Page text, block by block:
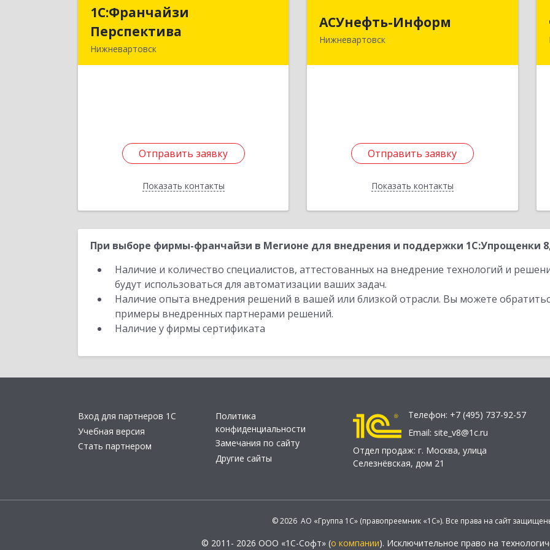
1С:Франчайзи
Перспектива
Нижневартовск
Отправить заявку
Показать контакты
1С:Франчайзи
Отправить заявку
Назад
АСУнефть-Информ
Нижневартовск
Отправить заявку
Показать контакты
АСУнефть-Информ
628600, Ханты-Мансийский
Отправить заявку
Назад
При выборе фирмы-франчайзи в Мегионе для внедрения и поддержки 1С:Упрощенки
Наличие и количество специалистов, аттестованных на внедрение технологий и
будут использоваться для автоматизации ваших задач.
Наличие опыта внедрения решений в вашей или близкой отрасли. Вы можете
примеры внедренных партнерами решений.
Наличие у фирмы сертификата
Вход для партнеров 1С
Учебная версия
Стать партнером
Политика
конфиденциальности
Замечания по сайту
Другие сайты
Телефон: +7 (495) 737-92-57
Email: site_v8@1c.ru
Отдел продаж: г. Москва, улица
Селезнёвская, дом 21
© 2026 АО «Группа 1С» (правопреемник «1С»). Все права на сайт
© 2011- 2026 ООО «1С-Софт» (о компании). Исключительное право на